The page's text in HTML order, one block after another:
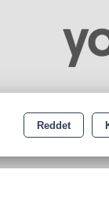
Instagram
Reddet